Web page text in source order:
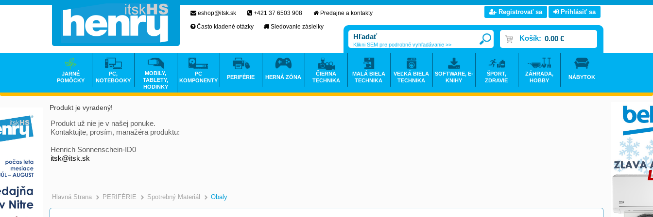
Produkt je vyradený!
Produkt už nie je v našej ponuke.
Kontaktujte, prosím, manažéra produktu:
Henrich Sonnenschein-ID0
itsk@itsk.sk
Hlavná Strana PERIFÉRIE Spotrebný Materiál Obaly
eshop@itsk.sk +421 37 6503 908
Predajne a kontakty
Často kladené otázky
Sledovanie zásielky
Registrovať sa Prihlásiť sa
Košík: 0.00 €
Klikni SEM pre podrobné vyhľadávanie >>
JARNÉ
POMÔCKY
PC,
NOTEBOOKY
MOBILY,
TABLETY,
HODINKY
PC
KOMPONENTY
PERIFÉRIE HERNÁ ZÓNA
ČIERNA
TECHNIKA
MALÁ BIELA
TECHNIKA
VEĽKÁ BIELA
TECHNIKA
SOFTWARE, E-
KNIHY
ŠPORT,
ZDRAVIE
ZÁHRADA,
HOBBY
NÁBYTOK